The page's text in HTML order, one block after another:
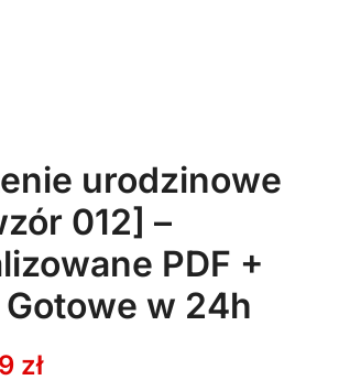
urodzinowe
012] –
PDF +
w 24h
złAktualna